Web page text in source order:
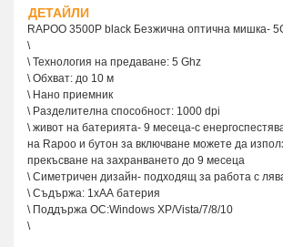
ДЕТАЙЛИ
RAPOO 3500P black Безжична оптична мишка-
\
\ Технология на предаване: 5 Ghz
\ Обхват: до 10 м
\ Нано приемник
\ Разделителна способност: 1000 dpi
\ живот на батерията- 9 месеца-с
на Rapoo и бутон за включване можете да
прекъсване на захранването до 9 месеца
\ Симетричен дизайн- подходящ за работа с
\ Съдържа: 1хАА батерия
\ Поддържа ОС:Windows XP/Vista/7/8/10
\